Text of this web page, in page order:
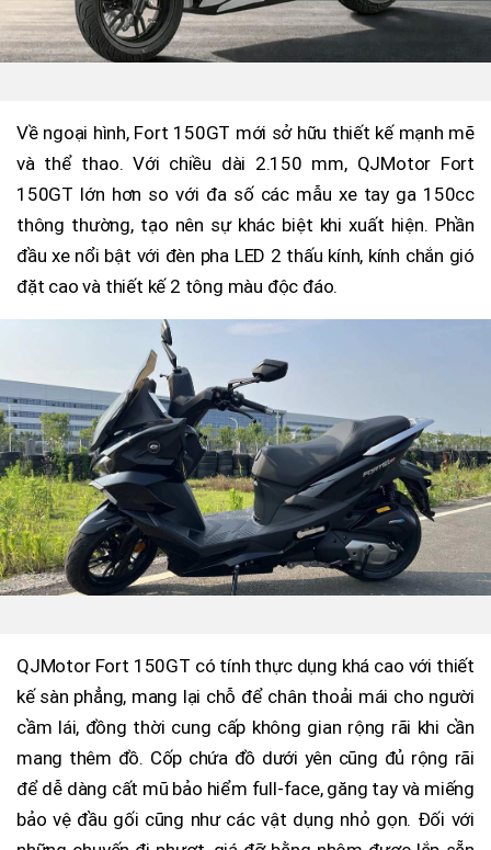
Về ngoại hình, Fort 150GT mới sở hữu thiết kế mạnh mẽ
và thể thao. Với chiều dài 2.150 mm, QJMotor Fort
150GT lớn hơn so với đa số các mẫu xe tay ga 150cc
thông thường, tạo nên sự khác biệt khi xuất hiện. Phần
đầu xe nổi bật với đèn pha LED 2 thấu kính, kính chắn gió
đặt cao và thiết kế 2 tông màu độc đáo.
QJMotor Fort 150GT có tính thực dụng khá cao với thiết
kế sàn phẳng, mang lại chỗ để chân thoải mái cho người
cầm lái, đồng thời cung cấp không gian rộng rãi khi cần
mang thêm đồ. Cốp chứa đồ dưới yên cũng đủ rộng rãi
để dễ dàng cất mũ bảo hiểm full-face, găng tay và miếng
bảo vệ đầu gối cũng như các vật dụng nhỏ gọn. Đối với